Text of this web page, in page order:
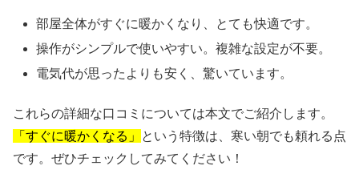
部屋全体がすぐに暖かくなり、とても快適です。
操作がシンプルで使いやすい。複雑な設定が不要。
電気代が思ったよりも安く、驚いています。
これらの詳細な口コミについては本文でご紹介します。
「すぐに暖かくなる」
という特徴は、寒い朝でも頼れる点
です。ぜひチェックしてみてください！